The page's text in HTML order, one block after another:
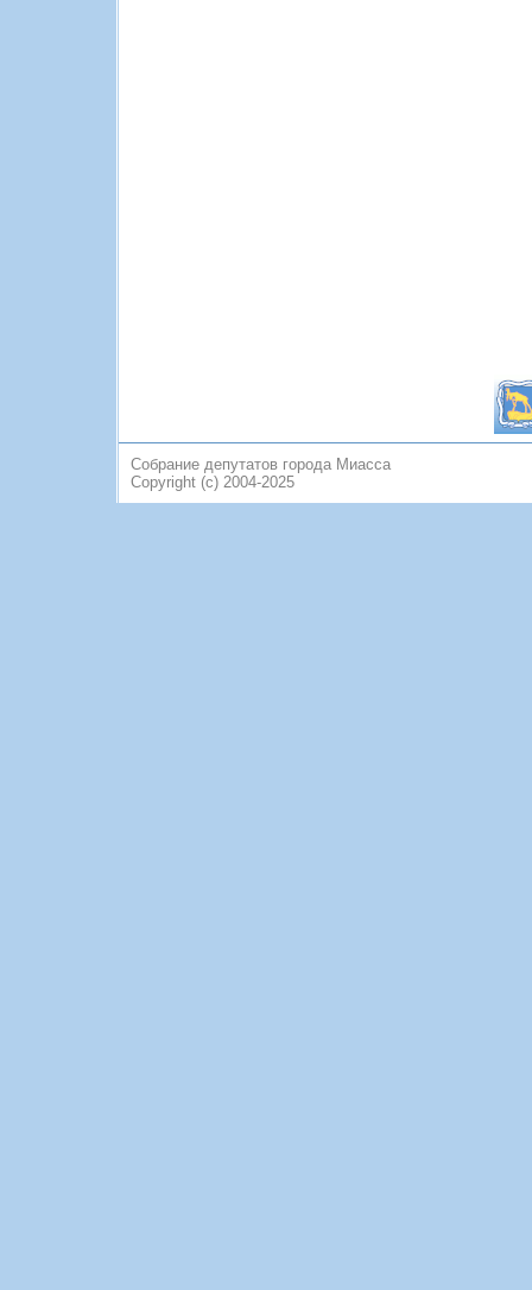
Собрание депутатов города Миасса
Copyright (c) 2004-2025